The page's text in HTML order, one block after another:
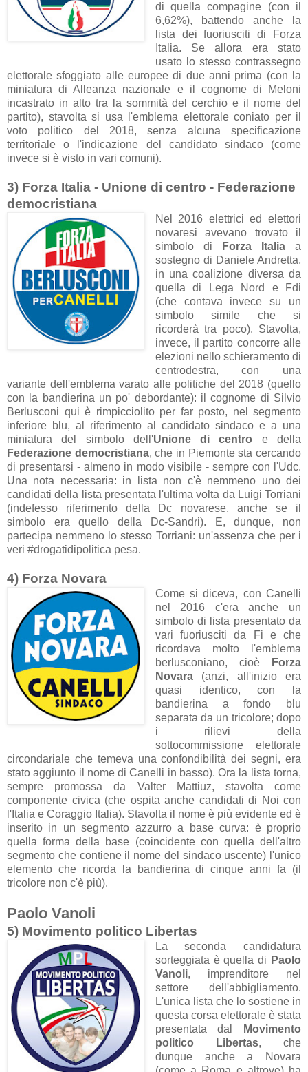
di quella compagine (con il
6,62%), battendo anche la
lista dei fuoriusciti di Forza
Italia. Se allora era stato
usato lo stesso contrassegno
elettorale sfoggiato alle europee di due anni prima (con la
miniatura di Alleanza nazionale e il cognome di Meloni
incastrato in alto tra la sommità del cerchio e il nome del
partito), stavolta si usa l'emblema elettorale coniato per il
voto politico del 2018, senza alcuna specificazione
territoriale o l'indicazione del candidato sindaco (come
invece si è visto in vari comuni).
3) Forza Italia - Unione di centro - Federazione
democristiana
Nel 2016 elettrici ed elettori
novaresi avevano trovato il
simbolo di
Forza Italiaa
sostegno di Daniele Andretta,
in una coalizione diversa da
quella di Lega Nord e Fdi
(che contava invece su un
simbolo simile che si
ricorderà tra poco). Stavolta,
invece, il partito concorre alle
elezioni nello schieramento di
centrodestra, con una
variante dell'emblema varato alle politiche del 2018 (quello
con la bandierina un po' debordante): il cognome di Silvio
Berlusconi qui è rimpicciolito per far posto, nel segmento
inferiore blu, al riferimento al candidato sindaco e a una
miniatura del simbolo dell'Unione di centro e della
Federazione democristiana, che in Piemonte sta cercando
di presentarsi - almeno in modo visibile - sempre con l'Udc.
Una nota necessaria: in lista non c'è nemmeno uno dei
candidati della lista presentata l'ultima volta da Luigi Torriani
(indefesso riferimento della Dc novarese, anche se il
simbolo era quello della Dc-Sandri). E, dunque, non
partecipa nemmeno lo stesso Torriani: un'assenza che per i
veri #drogatidipolitica pesa.
4) Forza Novara
Come si diceva, con Canelli
nel 2016 c'era anche un
simbolo di lista presentato da
vari fuoriusciti da Fi e che
ricordava molto l'emblema
berlusconiano, cioè
Forza
Novara(anzi, all'inizio era
quasi identico, con la
bandierina a fondo blu
separata da un tricolore; dopo
i rilievi della
sottocommissione elettorale
circondariale che temeva una confondibilità dei segni, era
stato aggiunto il nome di Canelli in basso). Ora la lista torna,
sempre promossa da Valter Mattiuz, stavolta come
componente civica (che ospita anche candidati di Noi con
l'Italia e Coraggio Italia). Stavolta il nome è più evidente ed è
inserito in un segmento azzurro a base curva: è proprio
quella forma della base (coincidente con quella dell'altro
segmento che contiene il nome del sindaco uscente) l'unico
elemento che ricorda la bandierina di cinque anni fa (il
tricolore non c'è più).
Paolo Vanoli
5) Movimento politico Libertas
La seconda candidatura
sorteggiata è quella di Paolo
Vanoli, imprenditore nel
settore dell'abbigliamento.
L'unica lista che lo sostiene in
questa corsa elettorale è stata
presentata dal
Movimento
politico Libertas, che
dunque anche a Novara